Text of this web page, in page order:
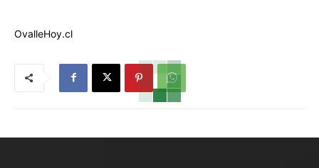
OvalleHoy.cl